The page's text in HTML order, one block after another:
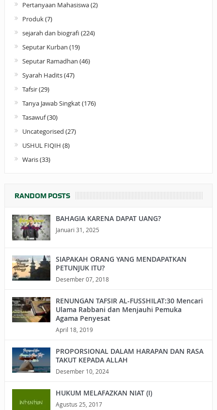
Pertanyaan Mahasiswa(2)
Produk(7)
sejarah dan biografi (224)
Seputar Kurban (19)
Seputar Ramadhan (46)
Syarah Hadits(47)
Tafsir(29)
Tanya Jawab Singkat(176)
Tasawuf(30)
Uncategorised (27)
USHUL FIQIH (8)
Waris(33)
RANDOM POSTS
BAHAGIA KARENA DAPAT UANG?
Januari 31, 2025
SIAPAKAH ORANG YANG MENDAPATKAN
PETUNJUK ITU?
Desember 07, 2018
RENUNGAN TAFSIR AL-FUSSHILAT:30 Mencari
Ulama Rabbani dan Menjauhi Pemuka
Agama Penyesat
April 18, 2019
PROPORSIONAL DALAM HARAPAN DAN RASA
TAKUT KEPADA ALLAH
Desember 10, 2024
HUKUM MELAFAZKAN NIAT (I)
Agustus 25, 2017